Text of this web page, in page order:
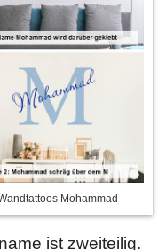
Mohammad
ist zweiteilig.